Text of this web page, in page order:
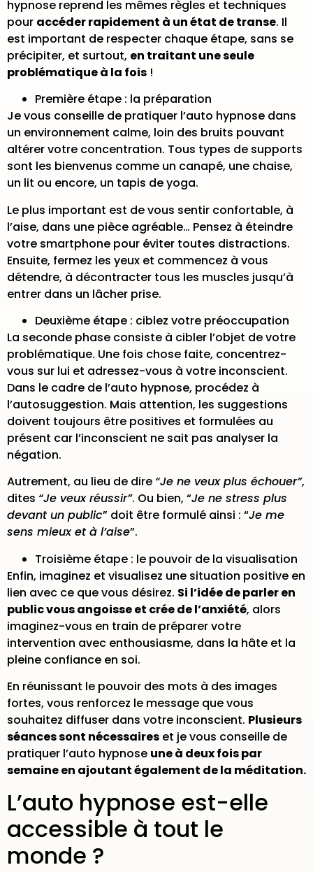
hypnose reprend les mêmes règles et techniques
pour accéder rapidement à un état de transe. Il
est important de respecter chaque étape, sans se
précipiter, et surtout, en traitant une seule
problématique à la fois !
Première étape : la préparation
Je vous conseille de pratiquer l’auto hypnose dans
un environnement calme, loin des bruits pouvant
altérer votre concentration. Tous types de supports
sont les bienvenus comme un canapé, une chaise,
un lit ou encore, un tapis de yoga.
Le plus important est de vous sentir confortable, à
l’aise, dans une pièce agréable… Pensez à éteindre
votre smartphone pour éviter toutes distractions.
Ensuite, fermez les yeux et commencez à vous
détendre, à décontracter tous les muscles jusqu’à
entrer dans un lâcher prise.
Deuxième étape : ciblez votre préoccupation
La seconde phase consiste à cibler l’objet de votre
problématique. Une fois chose faite, concentrez-
vous sur lui et adressez-vous à votre inconscient.
Dans le cadre de l’auto hypnose, procédez à
l’autosuggestion. Mais attention, les suggestions
doivent toujours être positives et formulées au
présent car l’inconscient ne sait pas analyser la
négation.
Autrement, au lieu de dire“Je ne veux plus échouer”,
dites “Je veux réussir”. Ou bien, “Je ne stress plus
devant un public” doit être formulé ainsi : “Je me
sens mieux et à l’aise”.
Troisième étape : le pouvoir de la visualisation
Enfin, imaginez et visualisez une situation positive en
lien avec ce que vous désirez. Si l’idée de parler en
public vous angoisse et crée de l’anxiété, alors
imaginez-vous en train de préparer votre
intervention avec enthousiasme, dans la hâte et la
pleine confiance en soi.
En réunissant le pouvoir des mots à des images
fortes, vous renforcez le message que vous
souhaitez diffuser dans votre inconscient. Plusieurs
séances sont nécessaires et je vous conseille de
pratiquer l’auto hypnose une à deux fois par
semaine en ajoutant également de la méditation.
L’auto hypnose est-elle
accessible à tout le
monde ?